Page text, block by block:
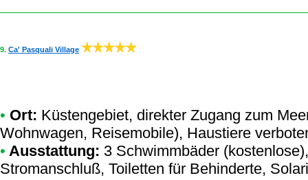
9. Ca' Pasquali Village
• Ort: Küstengebiet, direkter Zugang zum
Wohnwagen, Reisemobile), Haustiere
• Ausstattung: 3 Schwimmbäder
Stromanschluß, Toiletten für Behinderte,